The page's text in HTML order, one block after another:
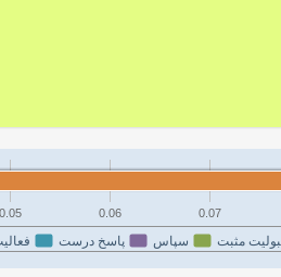
مثبت سپاس پاسخ درست
0.05 0.06 0.07